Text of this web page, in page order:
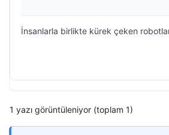
İnsanlarla birlikte kürek çeken
1 yazı görüntüleniyor (toplam 1)